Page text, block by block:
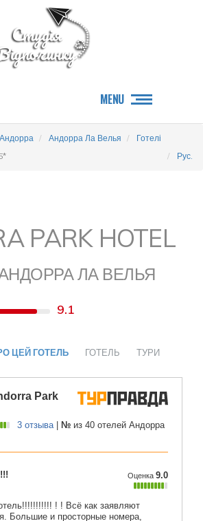
MENU
Андорра Андорра Ла Велья
Готелі
Рус.
PARK HOTEL
ЛА ВЕЛЬЯ
9.1
ЦЕЙ ГОТЕЛЬ ГОТЕЛЬ ТУРИ